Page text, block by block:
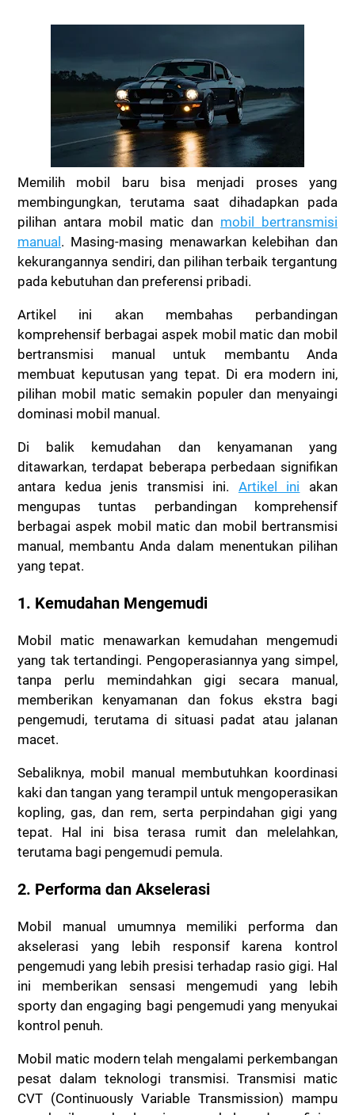
Memilih mobil baru bisa menjadi proses yang
membingungkan, terutama saat dihadapkan pada
pilihan antara mobil matic dan mobil bertransmisi
manual . Masing-masing menawarkan kelebihan dan
kekurangannya sendiri, dan pilihan terbaik tergantung
pada kebutuhan dan preferensi pribadi.
Artikel ini akan membahas perbandingan
komprehensif berbagai aspek mobil matic dan mobil
bertransmisi manual untuk membantu Anda
membuat keputusan yang tepat. Di era modern ini,
pilihan mobil matic semakin populer dan menyaingi
dominasi mobil manual.
Di balik kemudahan dan kenyamanan yang
ditawarkan, terdapat beberapa perbedaan signifikan
antara kedua jenis transmisi ini. Artikel ini akan
mengupas tuntas perbandingan komprehensif
berbagai aspek mobil matic dan mobil bertransmisi
manual, membantu Anda dalam menentukan pilihan
yang tepat.
1. Kemudahan Mengemudi
Mobil matic menawarkan kemudahan mengemudi
yang tak tertandingi. Pengoperasiannya yang simpel,
tanpa perlu memindahkan gigi secara manual,
memberikan kenyamanan dan fokus ekstra bagi
pengemudi, terutama di situasi padat atau jalanan
macet.
Sebaliknya, mobil manual membutuhkan koordinasi
kaki dan tangan yang terampil untuk mengoperasikan
kopling, gas, dan rem, serta perpindahan gigi yang
tepat. Hal ini bisa terasa rumit dan melelahkan,
terutama bagi pengemudi pemula.
2. Performa dan Akselerasi
Mobil manual umumnya memiliki performa dan
akselerasi yang lebih responsif karena kontrol
pengemudi yang lebih presisi terhadap rasio gigi. Hal
ini memberikan sensasi mengemudi yang lebih
sporty dan engaging bagi pengemudi yang menyukai
kontrol penuh.
Mobil matic modern telah mengalami perkembangan
pesat dalam teknologi transmisi. Transmisi matic
CVT (Continuously Variable Transmission) mampu